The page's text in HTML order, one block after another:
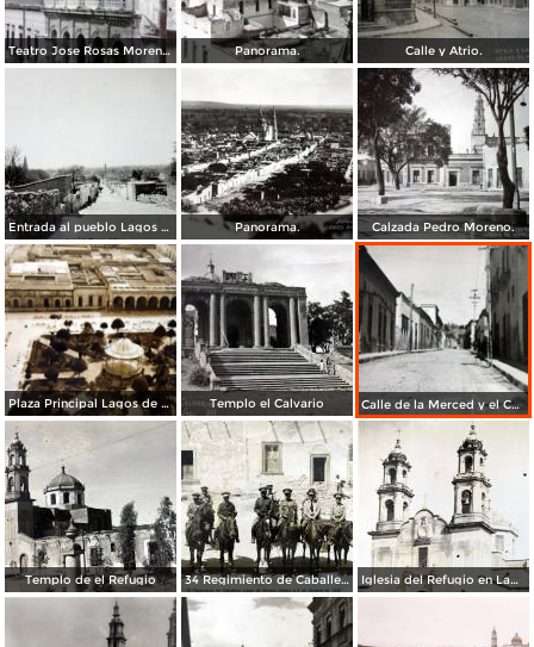
Teatro Jose Rosas Moreno Lagos de Moreno Jalisco. ( Circulada el 27 de Julio de 1957 ). Panorama. Calle y Atrio.
Entrada al pueblo Lagos de Moreno, Jalisco. Panorama. Calzada Pedro Moreno.
Plaza Principal Lagos de Moreno Jalisco Templo el Calvario Calle de la Merced y el Calvario
Templo de el Refugio 34 Regimiento de Caballeria Lagos de Moreno Jalisco a 8 de Octubre de 1938 Iglesia del Refugio en Lagos de Moreno Jalisco